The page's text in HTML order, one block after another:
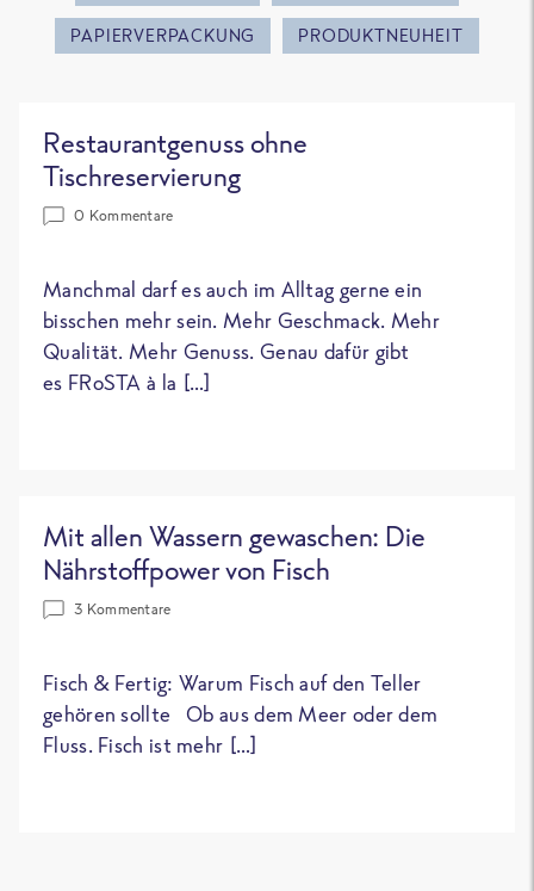
PAPIERVERPACKUNG PRODUKTNEUHEIT
Restaurantgenuss ohne
Tischreservierung
0 Kommentare
Manchmal darf es auch im Alltag gerne ein
bisschen mehr sein. Mehr Geschmack. Mehr
Qualität. Mehr Genuss. Genau dafür gibt
es FRoSTA à la […]
Mit allen Wassern gewaschen: Die
Nährstoffpower von Fisch
3 Kommentare
Fisch & Fertig: Warum Fisch auf den Teller
gehören sollte Ob aus dem Meer oder dem
Fluss. Fisch ist mehr […]